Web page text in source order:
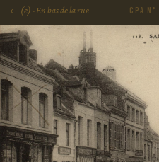
← (e) -En bas de la rue CPA N°